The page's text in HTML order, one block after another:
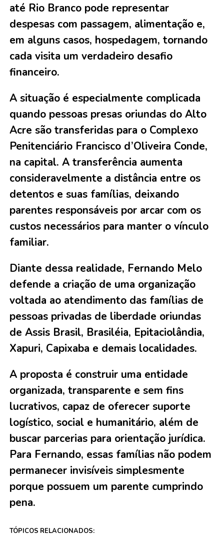
até Rio Branco pode representar
despesas com passagem, alimentação e,
em alguns casos, hospedagem, tornando
cada visita um verdadeiro desafio
financeiro.
A situação é especialmente complicada
quando pessoas presas oriundas do Alto
Acre são transferidas para o Complexo
Penitenciário Francisco d’Oliveira Conde,
na capital. A transferência aumenta
consideravelmente a distância entre os
detentos e suas famílias, deixando
parentes responsáveis por arcar com os
custos necessários para manter o vínculo
familiar.
Diante dessa realidade, Fernando Melo
defende a criação de uma organização
voltada ao atendimento das famílias de
pessoas privadas de liberdade oriundas
de Assis Brasil, Brasiléia, Epitaciolândia,
Xapuri, Capixaba e demais localidades.
A proposta é construir uma entidade
organizada, transparente e sem fins
lucrativos, capaz de oferecer suporte
logístico, social e humanitário, além de
buscar parcerias para orientação jurídica.
Para Fernando, essas famílias não podem
permanecer invisíveis simplesmente
porque possuem um parente cumprindo
pena.
TÓPICOS RELACIONADOS: